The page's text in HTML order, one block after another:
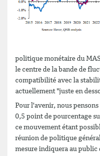
politique monétaire du
le centre de la bande de
compatibilité avec la
actuellement "juste en
Pour l'avenir, nous pensons
0,5 point de pourcentage
ce mouvement étant
réunion de politique
mesure indiquera au public